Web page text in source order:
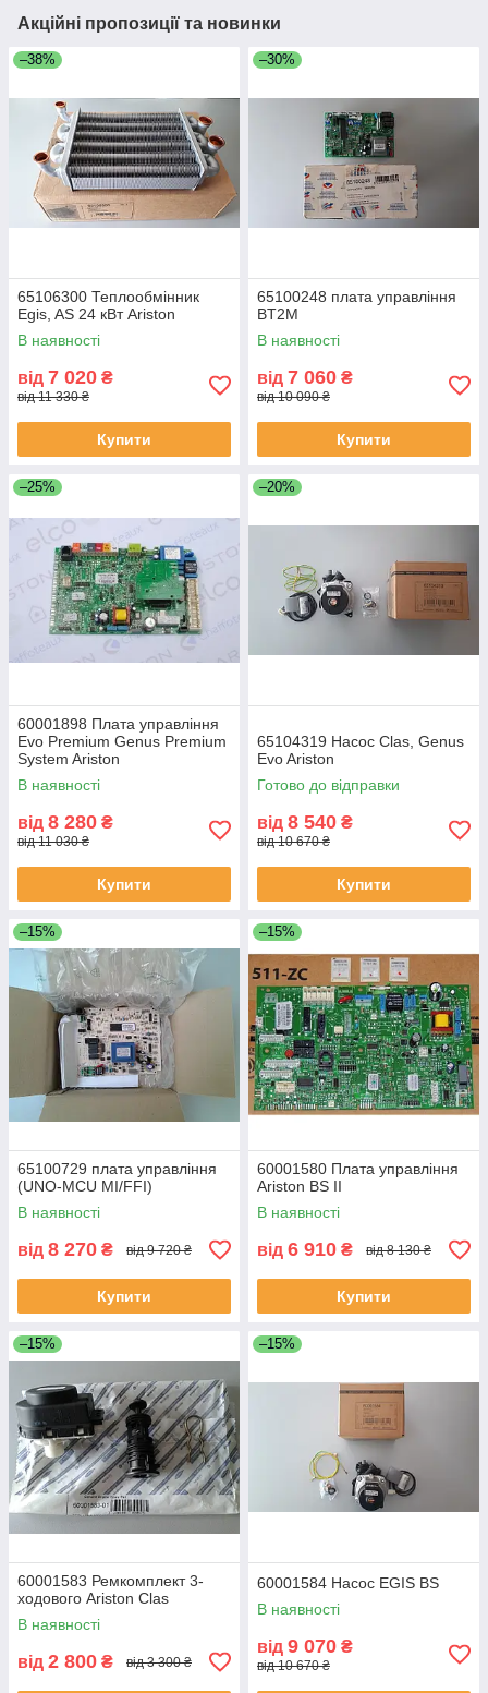
Акційні пропозиції та новинки
–38%
65106300 Теплообмінник
Egis, AS 24 кВт Ariston
В наявності
від 7 020 ₴
від 11 330 ₴
Купити
–30%
65100248 плата управління
BT2M
В наявності
від 7 060 ₴
від 10 090 ₴
Купити
–25%
60001898 Плата управління
Evo Premium Genus Premium
System Ariston
В наявності
від 8 280 ₴
від 11 030 ₴
Купити
–20%
65104319 Насос Clas, Genus
Evo Ariston
Готово до відправки
від 8 540 ₴
від 10 670 ₴
Купити
–15%
65100729 плата управління
(UNO-MCU MI/FFI)
В наявності
від 8 270 ₴ від 9 720 ₴
Купити
–15%
60001580 Плата управління
Ariston BS II
В наявності
від 6 910 ₴ від 8 130 ₴
Купити
–15%
60001583 Ремкомплект 3-
ходового Ariston Clas
В наявності
від 2 800 ₴ від 3 300 ₴
–15%
60001584 Насос EGIS BS
В наявності
від 9 070 ₴
від 10 670 ₴